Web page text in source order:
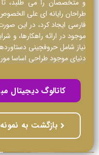
و متخصصان را می طلبد، تا
طراحان رایانه ای علی
فارسی ایجاد کرد، در این
موجود در ارائه راهکارها، و
نیاز شامل حروفچینی
دنیای موجود طراحی اساسا
کاتالوگ دیجیتال
بازگشت به